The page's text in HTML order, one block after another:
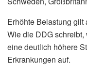
Erhöhte Belastung gilt
Wie die DDG
eine deutlich höhere
Erkrankungen auf.